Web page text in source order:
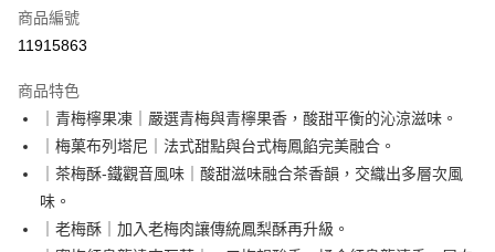
超商取貨付款
Apple Pay
街口支付
悠遊付
全盈+PAY
商品編號
11915863
商品特色
｜青梅檸果凍｜嚴選青梅與青檸果香，酸甜平衡的沁涼滋味。
｜梅菓布列塔尼｜法式甜點與台式梅鳳餡完美融合。
｜茶梅酥-鐵觀音風味｜酸甜滋味融合茶香韻，交織出多層次風
味。
｜老梅酥｜加入老梅肉讓傳統鳳梨酥再升級。